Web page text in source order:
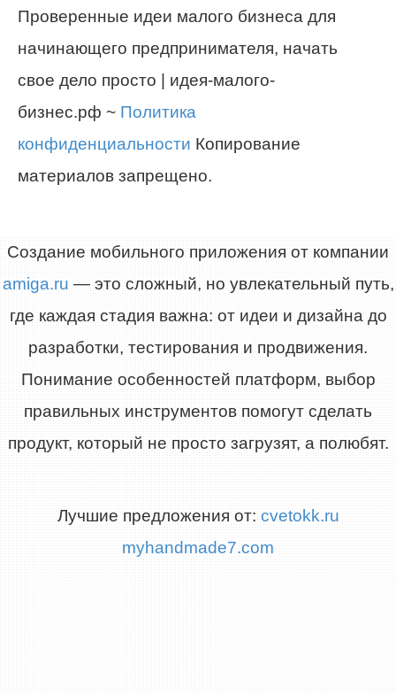
Проверенные идеи малого бизнеса для
начинающего предпринимателя, начать
свое дело просто | идея-малого-
бизнес.рф ~ Политика
конфиденциальности Копирование
материалов запрещено.
Создание мобильного приложения от компании
amiga.ru — это сложный, но увлекательный путь,
где каждая стадия важна: от идеи и дизайна до
разработки, тестирования и продвижения.
Понимание особенностей платформ, выбор
правильных инструментов помогут сделать
продукт, который не просто загрузят, а полюбят.
Лучшие предложения от: cvetokk.ru
myhandmade7.com